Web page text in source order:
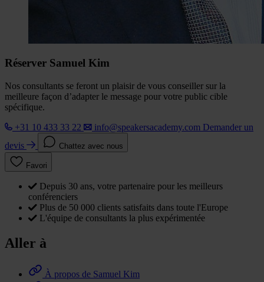
Réserver Samuel Kim
Nos consultants se feront un plaisir de vous conseiller sur la
meilleure façon d’adapter le message pour votre public cible
spécifique.
+31 10 433 33 22
info@speakersacademy.com Demander un
devis
Chattez avec nous
Favori
Depuis 30 ans, votre partenaire pour les meilleurs
conférenciers
Plus de 50 000 clients satisfaits dans toute l'Europe
L'équipe de consultants la plus expérimentée
Aller à
À propos de Samuel Kim